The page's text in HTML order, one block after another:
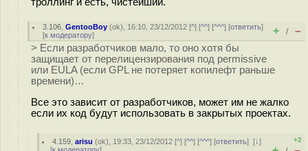
3.106 ,GentooBoy (ok), 16:10, 23/12/2012 [^] [^^] [^^^] [ответить]
[к модератору] + / –
> Если разработчиков мало, то оно хотя бы
защищает от перелицензирования под permissive
или EULA (если GPL не потеряет копилефт раньше
времени)…
Все это зависит от разработчиков, может им не жалко
если их код будут использовать в закрытых проектах.
4.159 ,arisu (ok), 19:33, 23/12/2012 [^] [^^] [^^^] [ответить][↓]
+2